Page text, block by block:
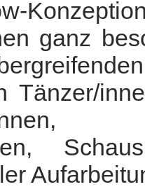
ganz
Tänzer/
innen,